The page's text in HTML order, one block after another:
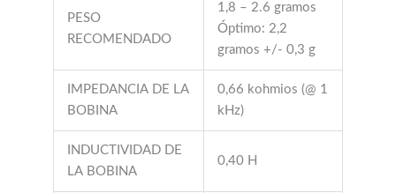
PESO
RECOMENDADO
1,8 – 2.6 gramos
Óptimo: 2,2
gramos +/- 0,3 g
IMPEDANCIA DE LA
BOBINA
0,66 kohmios (@ 1
kHz)
INDUCTIVIDAD DE
LA BOBINA
0,40 H